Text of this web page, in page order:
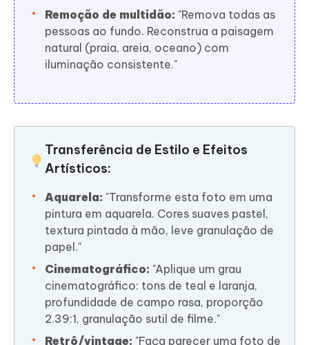
Remoção de multidão: "Remova todas as
pessoas ao fundo. Reconstrua a paisagem
natural (praia, areia, oceano) com
iluminação consistente."
Transferência de Estilo e Efeitos
Artísticos:
Aquarela: "Transforme esta foto em uma
pintura em aquarela. Cores suaves pastel,
textura pintada à mão, leve granulação de
papel."
Cinematográfico: "Aplique um grau
cinematográfico: tons de teal e laranja,
profundidade de campo rasa, proporção
2.39:1, granulação sutil de filme."
Retrô/vintage: "Faça parecer uma foto de